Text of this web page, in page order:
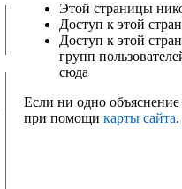
Этой страницы
Доступ к этой
Доступ к этой
групп
сюда
Если ни одно объяснение
при помощи карты сайта.